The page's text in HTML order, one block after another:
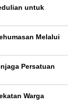
untuk
Melalui
Persatuan
Warga